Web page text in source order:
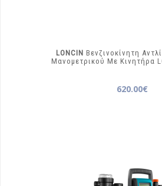
LONCIN Βενζινοκίνητη
Μανομετρικού Με Κινητήρα
620.00€